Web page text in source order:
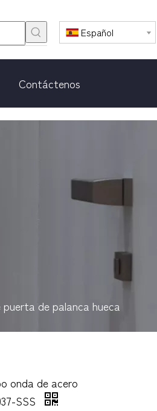
Español
Contáctenos
puerta de palanca hueca
onda de acero
SSS